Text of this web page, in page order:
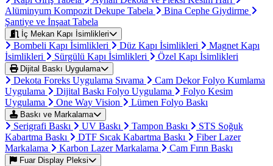
Alüminyum Kompozit Dekupe Tabela
Bina Cephe Giydirme
Şantiye ve İnşaat Tabela
İç Mekan Kapı İsimlikleri
Bombeli Kapı İsimlikleri Düz Kapı İsimlikleri
Magnet Kapı
İsimlikleri
Sürgülü Kapı İsimlikleri Özel Kapı İsimlikleri
Dijital Baskı Uygulama
Dekota Foreks Uygulama Sıvama
Cam Dekor Folyo Kumlama
Uygulama
Dijital Baskı Folyo Uygulama
Folyo Kesim
Uygulama
One Way Vision Lümen Folyo Baskı
Baskı ve Markalama
Serigrafi Baskı UV Baskı Tampon Baskı
STS Soğuk
Kabartma Baskı
DTF Sıcak Kabartma Baskı
Fiber Lazer
Markalama
Karbon Lazer Markalama Cam Fırın Baskı
Fuar Display Pleksi